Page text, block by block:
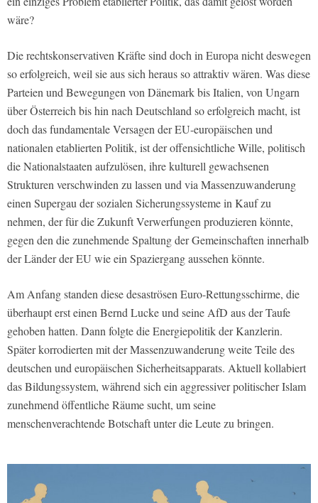
wäre?
Die rechtskonservativen Kräfte sind doch in Europa nicht deswegen
so erfolgreich, weil sie aus sich heraus so attraktiv wären. Was diese
Parteien und Bewegungen von Dänemark bis Italien, von Ungarn
über Österreich bis hin nach Deutschland so erfolgreich macht, ist
doch das fundamentale Versagen der EU-europäischen und
nationalen etablierten Politik, ist der offensichtliche Wille, politisch
die Nationalstaaten aufzulösen, ihre kulturell gewachsenen
Strukturen verschwinden zu lassen und via Massenzuwanderung
einen Supergau der sozialen Sicherungssysteme in Kauf zu
nehmen, der für die Zukunft Verwerfungen produzieren könnte,
gegen den die zunehmende Spaltung der Gemeinschaften innerhalb
der Länder der EU wie ein Spaziergang aussehen könnte.
Am Anfang standen diese desaströsen Euro-Rettungsschirme, die
überhaupt erst einen Bernd Lucke und seine AfD aus der Taufe
gehoben hatten. Dann folgte die Energiepolitik der Kanzlerin.
Später korrodierten mit der Massenzuwanderung weite Teile des
deutschen und europäischen Sicherheitsapparats. Aktuell kollabiert
das Bildungssystem, während sich ein aggressiver politischer Islam
zunehmend öffentliche Räume sucht, um seine
menschenverachtende Botschaft unter die Leute zu bringen.